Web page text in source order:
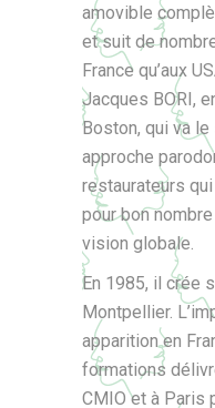
amovible
et suit de
France qu’aux
Jacques BORI,
Boston, qui va
approche
restaurateurs
pour bon
vision globale.
En 1985, il crée
Montpellier.
apparition en
formations
CMIO et à Paris